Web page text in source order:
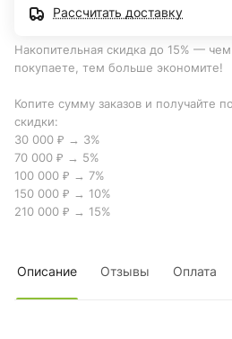
Рассчитать доставку
Накопительная скидка до 15% —
покупаете, тем больше экономите!
Копите сумму заказов и получайте
скидки:
30 000 ₽ → 3%
70 000 ₽ → 5%
100 000 ₽ → 7%
150 000 ₽ → 10%
210 000 ₽ → 15%
Описание Отзывы Оплата